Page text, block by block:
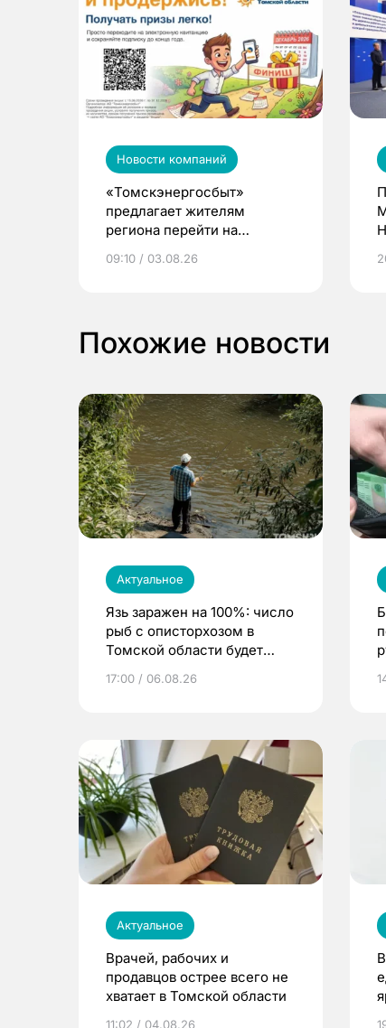
Новости компаний
«Томскэнергосбыт»
предлагает жителям
региона перейти на
выиграть призы
09:10 / 03.08.26
Похожие новости
Актуальное
Язь заражен на 100%: число
рыб с описторхозом в
Томской области будет
17:00 / 06.08.26
Актуальное
Врачей, рабочих и
продавцов острее всего не
хватает в Томской области
11:02 / 04.08.26